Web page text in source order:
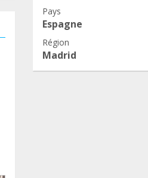
Pays
Espagne
Région
Madrid